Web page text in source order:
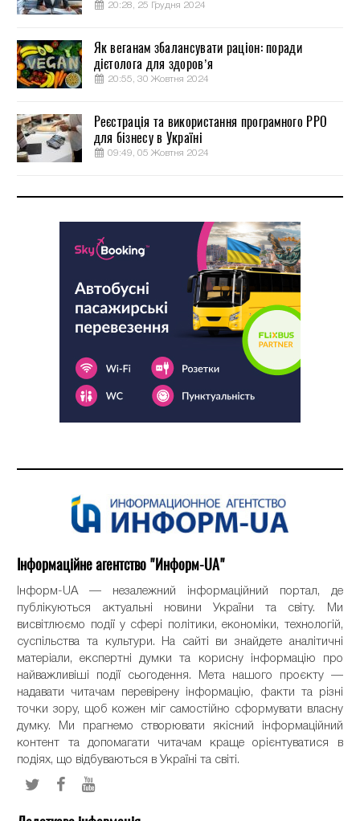
20:28, 25 Грудня 2024
Як веганам збалансувати раціон: поради
дієтолога для здоров’я
20:55, 30 Жовтня 2024
Реєстрація та використання програмного РРО
для бізнесу в Україні
09:49, 05 Жовтня 2024
Інформаційне агентство "Информ-UA"
Інформ-UA — незалежний інформаційний портал, де
публікуються актуальні новини України та світу. Ми
висвітлюємо події у сфері політики, економіки, технологій,
суспільства та культури. На сайті ви знайдете аналітичні
матеріали, експертні думки та корисну інформацію про
найважливіші події сьогодення. Мета нашого проєкту —
надавати читачам перевірену інформацію, факти та різні
точки зору, щоб кожен міг самостійно сформувати власну
думку. Ми прагнемо створювати якісний інформаційний
контент та допомагати читачам краще орієнтуватися в
подіях, що відбуваються в Україні та світі.